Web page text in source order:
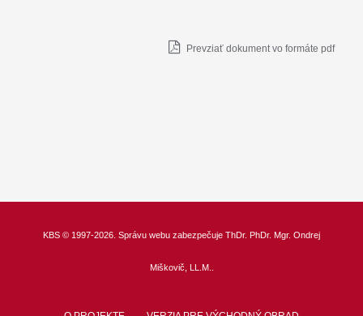
Prevziať dokument vo formáte pdf
KBS © 1997-2026. Správu webu zabezpečuje ThDr. PhDr. Mgr. Ondrej
Miškovič, LL.M.